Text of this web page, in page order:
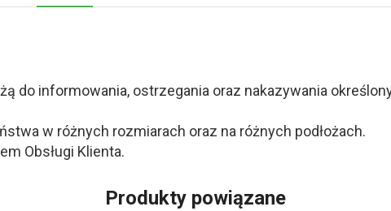
do informowania, ostrzegania oraz nakazywania
w różnych rozmiarach oraz na różnych podłożach.
Obsługi Klienta.
Produkty powiązane